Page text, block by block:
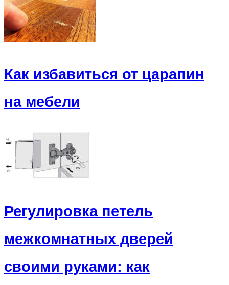
Как избавиться от царапин
на мебели
Регулировка петель
межкомнатных дверей
своими руками: как